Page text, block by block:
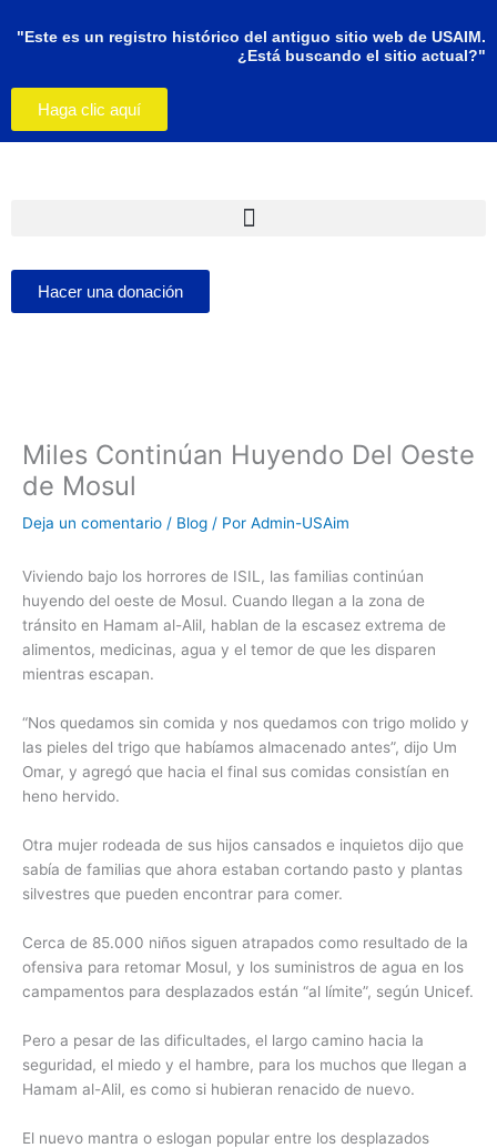
"Este es un registro histórico del antiguo sitio web de USAIM.
¿Está buscando el sitio actual?"
Haga clic aquí
Hacer una donación
Miles Continúan Huyendo Del Oeste
de Mosul
Deja un comentario / Blog / Por Admin-USAim
Viviendo bajo los horrores de ISIL, las familias continúan
huyendo del oeste de Mosul. Cuando llegan a la zona de
tránsito en Hamam al-Alil, hablan de la escasez extrema de
alimentos, medicinas, agua y el temor de que les disparen
mientras escapan.
“Nos quedamos sin comida y nos quedamos con trigo molido y
las pieles del trigo que habíamos almacenado antes”, dijo Um
Omar, y agregó que hacia el final sus comidas consistían en
heno hervido.
Otra mujer rodeada de sus hijos cansados ​​e inquietos dijo que
sabía de familias que ahora estaban cortando pasto y plantas
silvestres que pueden encontrar para comer.
Cerca de 85.000 niños siguen atrapados como resultado de la
ofensiva para retomar Mosul, y los suministros de agua en los
campamentos para desplazados están “al límite”, según Unicef.
Pero a pesar de las dificultades, el largo camino hacia la
seguridad, el miedo y el hambre, para los muchos que llegan a
Hamam al-Alil, es como si hubieran renacido de nuevo.
El nuevo mantra o eslogan popular entre los desplazados